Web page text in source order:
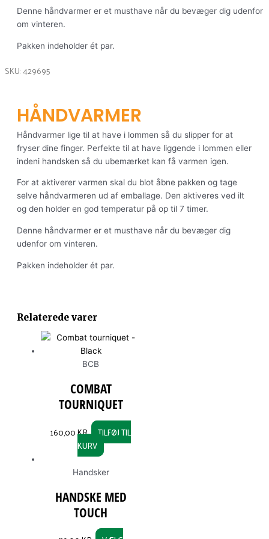
Denne håndvarmer er et musthave når du bevæger dig udenfor
om vinteren.
Pakken indeholder ét par.
SKU: 429695
HÅNDVARMER
Håndvarmer lige til at have i lommen så du slipper for at
fryser dine finger. Perfekte til at have liggende i lommen eller
indeni handsken så du ubemærket kan få varmen igen.
For at aktiverer varmen skal du blot åbne pakken og tage
selve håndvarmeren ud af emballage. Den aktiveres ved ilt
og den holder en god temperatur på op til 7 timer.
Denne håndvarmer er et musthave når du bevæger dig
udenfor om vinteren.
Pakken indeholder ét par.
Relaterede varer
BCB
COMBAT
TOURNIQUET
160,00KR.
TILFØJ TIL
KURV
Handsker
HANDSKE MED
TOUCH
multiple
be
on
the